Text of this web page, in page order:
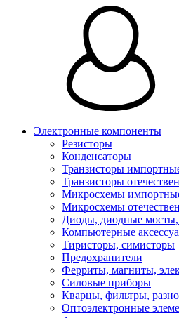
Электронные компоненты
Резисторы
Конденсаторы
Транзисторы
Транзисторы
Микросхемы
Микросхемы
Диоды, диодные
Компьютерные
Тиристоры, симисторы
Предохранители
Ферриты, магниты,
Силовые приборы
Кварцы, фильтры,
Оптоэлектронные